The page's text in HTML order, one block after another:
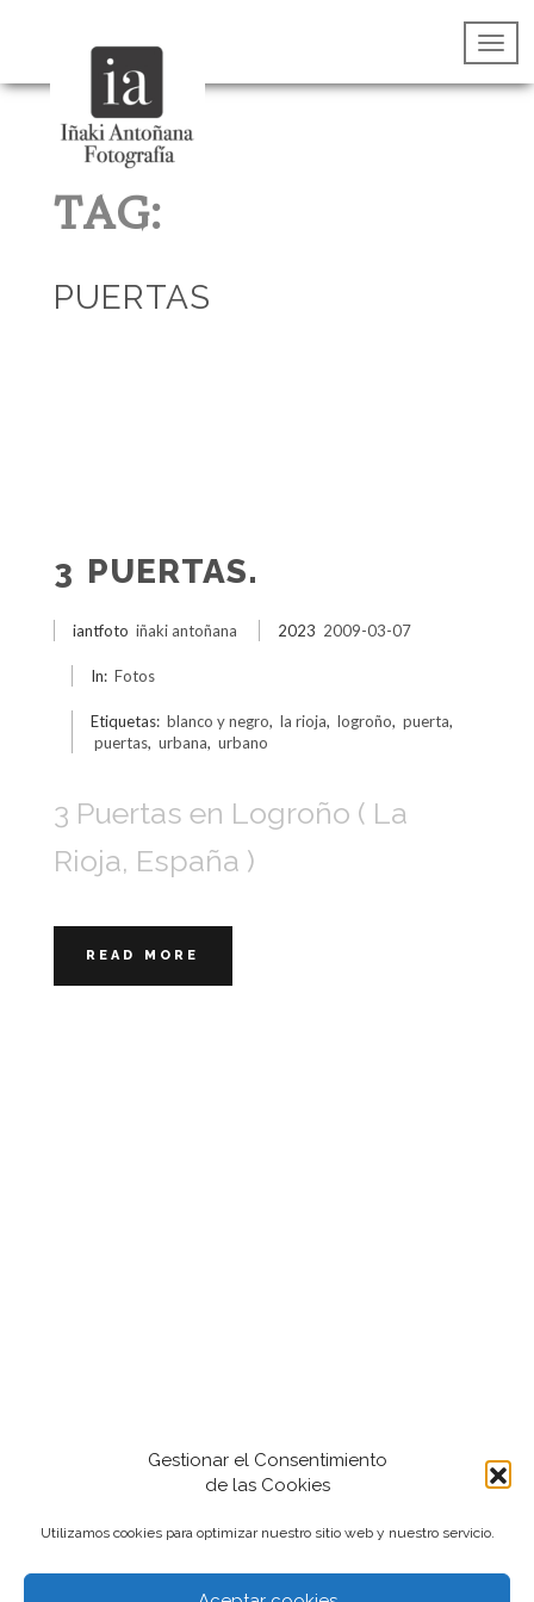
Gestionar el Consentimiento
de las Cookies
Utilizamos cookies para optimizar nuestro sitio web y nuestro servicio.
TAG:
PUERTAS
3 PUERTAS.
iantfoto iñaki antoñana 2023 2009-03-07
In: Fotos
Etiquetas: blanco y negro, la rioja, logroño, puerta,
puertas, urbana, urbano
3 Puertas en Logroño ( La
Rioja, España )
READ MORE